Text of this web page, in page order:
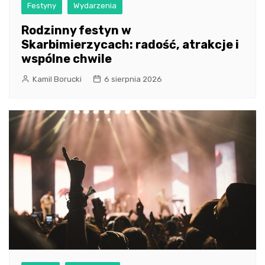
Festyny Wydarzenia
Rodzinny festyn w
Skarbimierzycach: radość, atrakcje i
wspólne chwile
Kamil Borucki 6 sierpnia 2026